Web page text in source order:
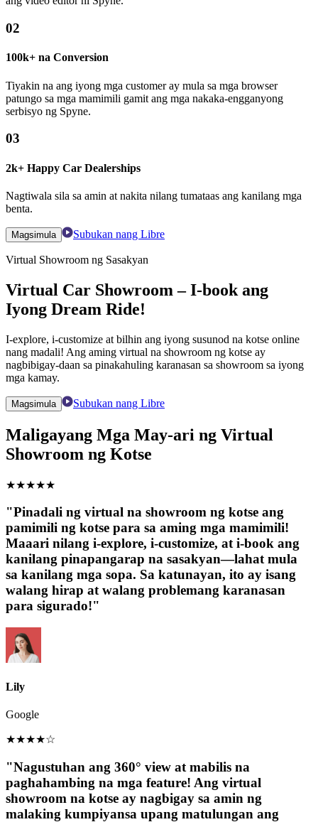
02
100k+ na Conversion
Tiyakin na ang iyong mga customer ay mula sa mga browser
patungo sa mga mamimili gamit ang mga nakaka-engganyong
serbisyo ng Spyne.
03
2k+ Happy Car Dealerships
Nagtiwala sila sa amin at nakita nilang tumataas ang kanilang mga
benta.
Magsimula Subukan nang Libre
Virtual Showroom ng Sasakyan
Virtual Car Showroom – I-book ang
Iyong Dream Ride!
I-explore, i-customize at bilhin ang iyong susunod na kotse online
nang madali! Ang aming virtual na showroom ng kotse ay
nagbibigay-daan sa pinakahuling karanasan sa showroom sa iyong
mga kamay.
Magsimula Subukan nang Libre
Maligayang Mga May-ari ng Virtual
Showroom ng Kotse
★★★★★
"Pinadali ng virtual na showroom ng kotse ang
pamimili ng kotse para sa aming mga mamimili!
Maaari nilang i-explore, i-customize, at i-book ang
kanilang pinapangarap na sasakyan—lahat mula
sa kanilang mga sopa. Sa katunayan, ito ay isang
walang hirap at walang problemang karanasan
para sigurado!"
Lily
Google
★★★★☆
"Nagustuhan ang 360° view at mabilis na
paghahambing na mga feature! Ang virtual
showroom na kotse ay nagbigay sa amin ng
malaking kumpiyansa upang matulungan ang